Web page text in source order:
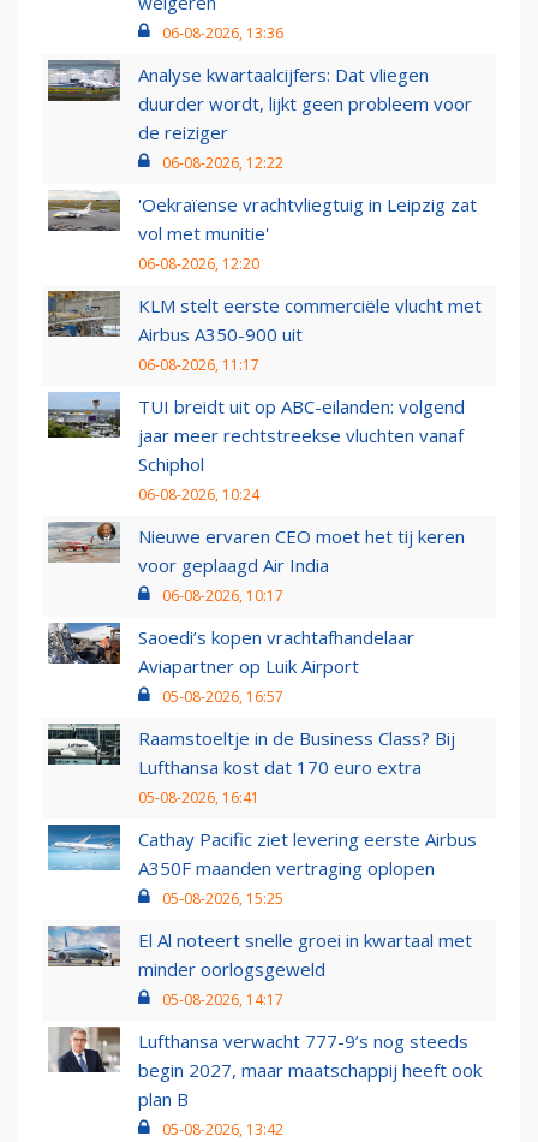
06-08-2026, 13:36
Analyse kwartaalcijfers: Dat vliegen
duurder wordt, lijkt geen probleem voor
de reiziger
06-08-2026, 12:22
'Oekraïense vrachtvliegtuig in Leipzig zat
vol met munitie'
06-08-2026, 12:20
KLM stelt eerste commerciële vlucht met
Airbus A350-900 uit
06-08-2026, 11:17
TUI breidt uit op ABC-eilanden: volgend
jaar meer rechtstreekse vluchten vanaf
Schiphol
06-08-2026, 10:24
Nieuwe ervaren CEO moet het tij keren
voor geplaagd Air India
06-08-2026, 10:17
Saoedi’s kopen vrachtafhandelaar
Aviapartner op Luik Airport
05-08-2026, 16:57
Raamstoeltje in de Business Class? Bij
Lufthansa kost dat 170 euro extra
05-08-2026, 16:41
Cathay Pacific ziet levering eerste Airbus
A350F maanden vertraging oplopen
05-08-2026, 15:25
El Al noteert snelle groei in kwartaal met
minder oorlogsgeweld
05-08-2026, 14:17
Lufthansa verwacht 777-9’s nog steeds
begin 2027, maar maatschappij heeft ook
plan B
05-08-2026, 13:42